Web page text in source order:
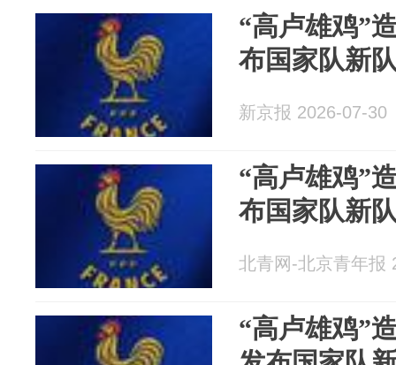
“高卢雄鸡”
布国家队新
新京报 2026-07-30
“高卢雄鸡”
布国家队新
北青网-北京青年报
“高卢雄鸡”